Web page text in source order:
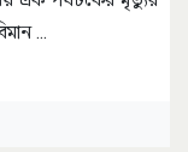
...